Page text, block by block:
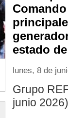
estado
lunes, 8 de
Grupo
junio 2026)